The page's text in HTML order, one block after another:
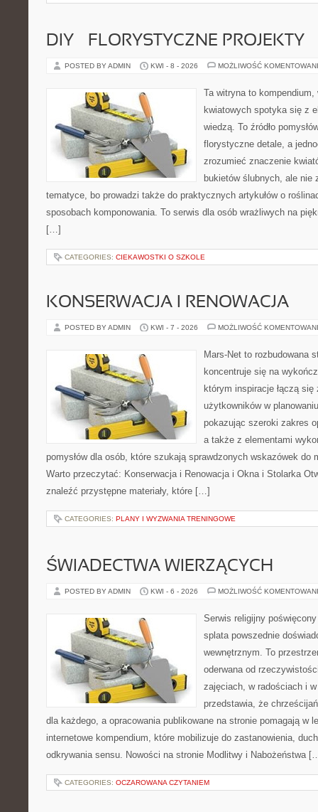
DIY – FLORYSTYCZNE PROJEKTY
POSTED BY ADMIN KWI - 8 - 2026 MOŻLIWOŚĆ
Ta witryna to
kwiatowych spotyka się z
wiedzą. To źródło
florystyczne detale, a
zrozumieć znaczenie
bukietów ślubnych, ale nie
tematyce, bo prowadzi także do praktycznych artykułów o
sposobach komponowania. To serwis dla osób wrażliwych na
[…]
CATEGORIES: CIEKAWOSTKI O SZKOLE
KONSERWACJA I RENOWACJA
POSTED BY ADMIN KWI - 7 - 2026 MOŻLIWOŚĆ
Mars-Net to rozbudowana
koncentruje się na
którym inspiracje łączą
użytkowników w
pokazując szeroki zakres
a także z elementami
pomysłów dla osób, które szukają sprawdzonych wskazówek do
Warto przeczytać: Konserwacja i Renowacja i Okna i Stolarka
znaleźć przystępne materiały, które […]
CATEGORIES: PLANY I WYZWANIA TRENINGOWE
ŚWIADECTWA WIERZĄCYCH
POSTED BY ADMIN KWI - 6 - 2026 MOŻLIWOŚĆ
Serwis religijny
splata powszednie
wewnętrznym. To
oderwana od
zajęciach, w radościach i
przedstawia, że
dla każdego, a opracowania publikowane na stronie pomagają w
internetowe kompendium, które mobilizuje do zastanowienia,
odkrywania sensu. Nowości na stronie Modlitwy i Nabożeństwa
CATEGORIES: OCZAROWANA CZYTANIEM